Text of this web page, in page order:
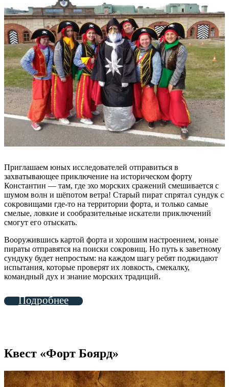
Приглашаем юных исследователей отправиться в
захватывающее приключение на историческом форту
Константин — там, где эхо морских сражений смешивается с
шумом волн и шёпотом ветра! Старый пират спрятал сундук с
сокровищами где‑то на территории форта, и только самые
смелые, ловкие и сообразительные искатели приключений
смогут его отыскать.
Вооружившись картой форта и хорошим настроением, юные
пираты отправятся на поиски сокровищ. Но путь к заветному
сундуку будет непростым: на каждом шагу ребят поджидают
испытания, которые проверят их ловкость, смекалку,
командный дух и знание морских традиций.
Подробнее
Квест «Форт Боярд»